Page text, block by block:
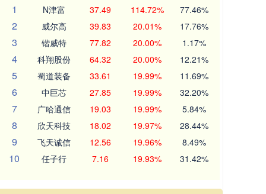
1
N津富 37.49 114.72% 77.46%
2 威尔高 39.83 20.01% 17.76%
3 锴威特 77.82 20.00% 1.17%
4 科翔股份 64.32 20.00% 12.21%
5 蜀道装备 33.61 19.99% 11.69%
6 中巨芯 27.85 19.99% 32.20%
7 广哈通信 19.03 19.99% 5.84%
8 欣天科技 18.02 19.97% 28.44%
9 飞天诚信 12.56 19.96% 8.49%
10 任子行 7.16 19.93% 31.42%